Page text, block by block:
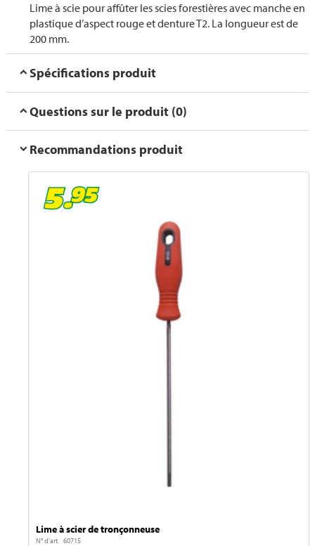
Lime à scie pour affûter les scies forestières avec manche en
plastique d’aspect rouge et denture T2. La longueur est de
200 mm.
Spécifications produit
Questions sur le produit (0)
Recommandations produit
Lime à scier de tronçonneuse
N° d'art. 60715